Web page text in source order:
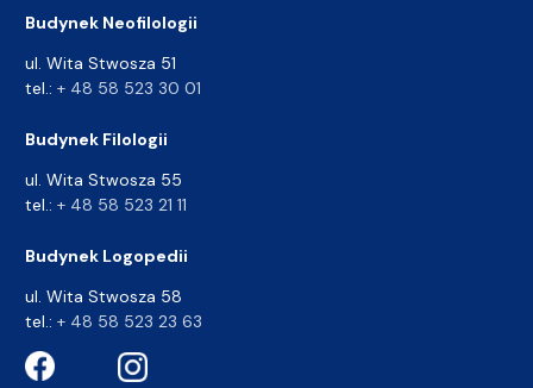
Budynek Neofilologii
ul. Wita Stwosza 51
tel.: + 48 58 523 30 01
Budynek Filologii
ul. Wita Stwosza 55
tel.: + 48 58 523 21 11
Budynek Logopedii
ul. Wita Stwosza 58
tel.: + 48 58 523 23 63